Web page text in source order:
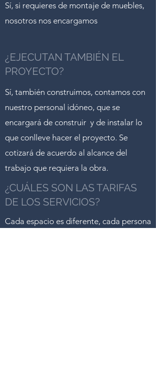
Sí, si requieres de montaje de muebles,
nosotros nos encargamos
¿EJECUTAN TAMBIÉN EL
PROYECTO?
Sí, también construimos, contamos con
nuestro personal idóneo, que se
encargará de construir y de instalar lo
que conlleve hacer el proyecto. Se
cotizará de acuerdo al alcance del
trabajo que requiera la obra.
¿CUÁLES SON LAS TARIFAS
DE LOS SERVICIOS?
Cada espacio es diferente, cada persona